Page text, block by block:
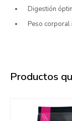
Digestión
Peso corporal
Productos